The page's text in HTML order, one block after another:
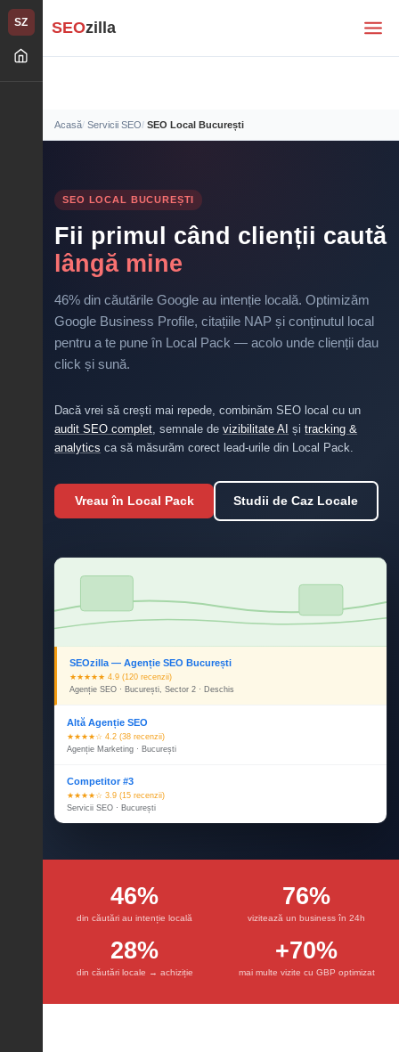
SZ SEOzilla
Acasă Servicii SEO SEO Local București
SEO LOCAL BUCUREȘTI
Fii primul când clienții caută
lângă mine
46% din căutările Google au intenție locală. Optimizăm
Google Business Profile, citațiile NAP și conținutul local
pentru a te pune în Local Pack — acolo unde clienții dau
click și sună.
Dacă vrei să crești mai repede, combinăm SEO local cu un
audit SEO complet , semnale devizibilitate AI șitracking &
analytics ca să măsurăm corect lead-urile din Local Pack.
Vreau în Local Pack Studii de Caz Locale
SEOzilla — Agenție SEO București
★★★★★ 4.9 (120 recenzii)
Agenție SEO · București, Sector 2 · Deschis
Altă Agenție SEO
★★★★☆ 4.2 (38 recenzii)
Agenție Marketing · București
Competitor #3
★★★★☆ 3.9 (15 recenzii)
Servicii SEO · București
46%
din căutări au intenție locală
76%
vizitează un business în 24h
28%
din căutări locale → achiziție
+70%
mai multe vizite cu GBP optimizat